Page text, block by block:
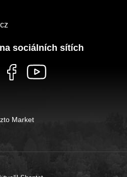
sociálních sítích
Market